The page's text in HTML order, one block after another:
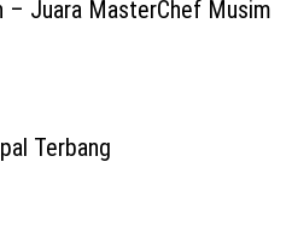
– Juara MasterChef Musim
Terbang